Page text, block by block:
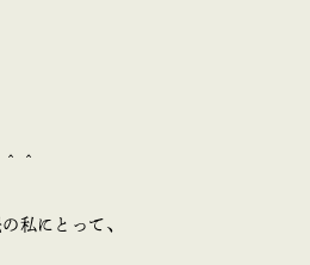
＾
私にとって、